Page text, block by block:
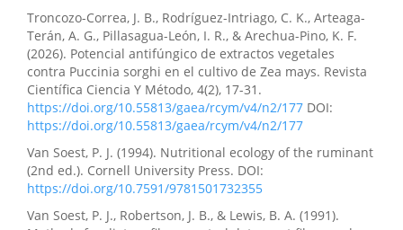
Troncozo-Correa, J. B., Rodríguez-Intriago, C. K., Arteaga-
Terán, A. G., Pillasagua-León, I. R., & Arechua-Pino, K. F.
(2026). Potencial antifúngico de extractos vegetales
contra Puccinia sorghi en el cultivo de Zea mays. Revista
Científica Ciencia Y Método, 4(2), 17-31.
https://doi.org/10.55813/gaea/rcym/v4/n2/177 DOI:
https://doi.org/10.55813/gaea/rcym/v4/n2/177
Van Soest, P. J. (1994). Nutritional ecology of the ruminant
(2nd ed.). Cornell University Press. DOI:
https://doi.org/10.7591/9781501732355
Van Soest, P. J., Robertson, J. B., & Lewis, B. A. (1991).